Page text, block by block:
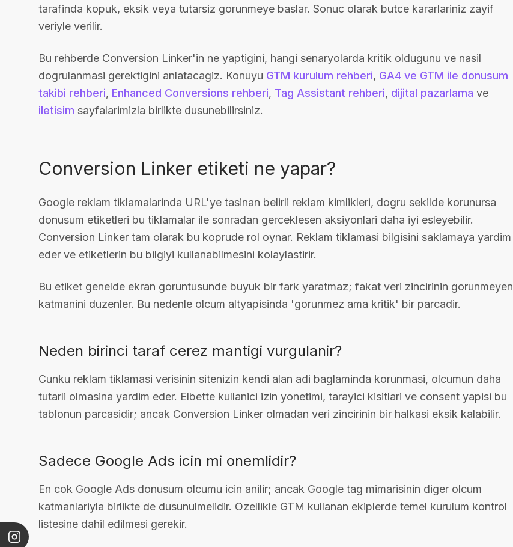
tarafinda kopuk, eksik veya tutarsiz gorunmeye baslar. Sonuc olarak butce kararlariniz zayif
veriyle verilir.
Bu rehberde Conversion Linker'in ne yaptigini, hangi senaryolarda kritik oldugunu ve nasil
dogrulanmasi gerektigini anlatacagiz. Konuyu GTM kurulum rehberi, GA4 ve GTM ile donusum
takibi rehberi, Enhanced Conversions rehberi, Tag Assistant rehberi, dijital pazarlama ve
iletisim sayfalarimizla birlikte dusunebilirsiniz.
Conversion Linker etiketi ne yapar?
Google reklam tiklamalarinda URL'ye tasinan belirli reklam kimlikleri, dogru sekilde korunursa
donusum etiketleri bu tiklamalar ile sonradan gerceklesen aksiyonlari daha iyi esleyebilir.
Conversion Linker tam olarak bu koprude rol oynar. Reklam tiklamasi bilgisini saklamaya yardim
eder ve etiketlerin bu bilgiyi kullanabilmesini kolaylastirir.
Bu etiket genelde ekran goruntusunde buyuk bir fark yaratmaz; fakat veri zincirinin gorunmeyen
katmanini duzenler. Bu nedenle olcum altyapisinda 'gorunmez ama kritik' bir parcadir.
Neden birinci taraf cerez mantigi vurgulanir?
Cunku reklam tiklamasi verisinin sitenizin kendi alan adi baglaminda korunmasi, olcumun daha
tutarli olmasina yardim eder. Elbette kullanici izin yonetimi, tarayici kisitlari ve consent yapisi bu
tablonun parcasidir; ancak Conversion Linker olmadan veri zincirinin bir halkasi eksik kalabilir.
Sadece Google Ads icin mi onemlidir?
En cok Google Ads donusum olcumu icin anilir; ancak Google tag mimarisinin diger olcum
katmanlariyla birlikte de dusunulmelidir. Ozellikle GTM kullanan ekiplerde temel kurulum kontrol
listesine dahil edilmesi gerekir.